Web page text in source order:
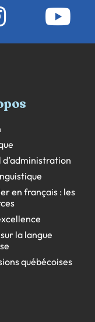
d’administration
en français : les
la langue
québécoises